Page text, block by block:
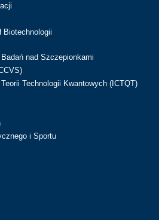
Biotechnologii
nad Szczepionkami
Technologii Kwantowych (ICTQT)
i Sportu